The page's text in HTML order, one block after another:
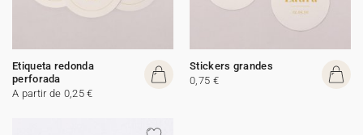
Etiqueta redonda
perforada
A partir de 0,25 €
Stickers grandes
0,75 €